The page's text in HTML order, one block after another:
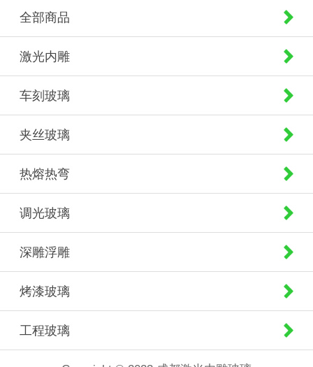
全部商品
激光内雕
车刻玻璃
夹丝玻璃
热熔热弯
调光玻璃
深雕浮雕
烤漆玻璃
工程玻璃